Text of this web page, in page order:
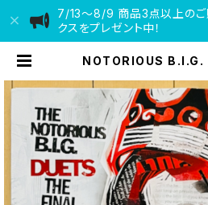
7/13〜8/9 商品3点以上のご
クスをプレゼント中！
NOTORIOUS B.I.G.
EALER